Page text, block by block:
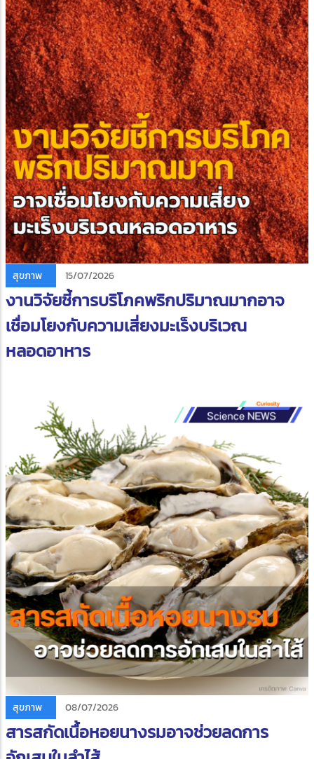
สุขภาพ 15/07/2026
งานวิจัยชี้การบริโภคพริกปริมาณมากอาจ
เชื่อมโยงกับความเสี่ยงมะเร็งบริเวณ
หลอดอาหาร
สุขภาพ 08/07/2026
สารสกัดเนื้อหอยนางรมอาจช่วยลดการ